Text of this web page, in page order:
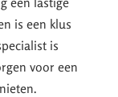
is een klus
is
voor een